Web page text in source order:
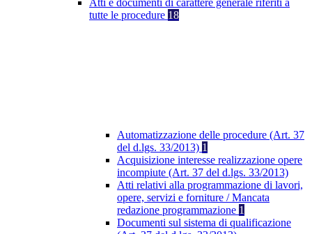
Atti e documenti di carattere generale riferiti a
tutte le procedure 18
Automatizzazione delle procedure (Art. 37
del d.lgs. 33/2013) 1
Acquisizione interesse realizzazione opere
incompiute (Art. 37 del d.lgs. 33/2013)
Atti relativi alla programmazione di lavori,
opere, servizi e forniture / Mancata
redazione programmazione 1
Documenti sul sistema di qualificazione